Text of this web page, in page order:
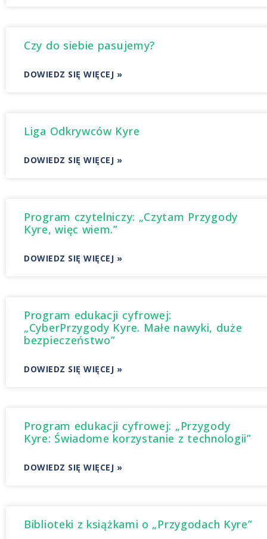
Czy do siebie pasujemy?
DOWIEDZ SIĘ WIĘCEJ »
Liga Odkrywców Kyre
DOWIEDZ SIĘ WIĘCEJ »
Program czytelniczy: „Czytam Przygody
Kyre, więc wiem.”
DOWIEDZ SIĘ WIĘCEJ »
Program edukacji cyfrowej:
„CyberPrzygody Kyre. Małe nawyki, duże
bezpieczeństwo”
DOWIEDZ SIĘ WIĘCEJ »
Program edukacji cyfrowej: „Przygody
Kyre: Świadome korzystanie z technologii”
DOWIEDZ SIĘ WIĘCEJ »
Biblioteki z książkami o „Przygodach Kyre”